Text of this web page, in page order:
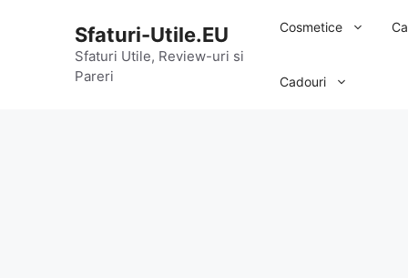
Sfaturi-Utile.EU
Sfaturi Utile, Review-uri si
Pareri
Cosmetice
Cadouri